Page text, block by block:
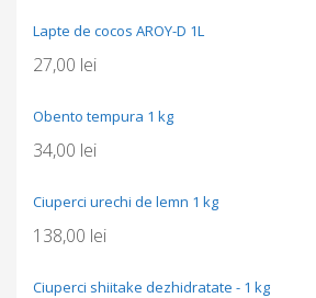
Lapte de cocos AROY-D 1L
27,00 lei
Obento tempura 1 kg
34,00 lei
Ciuperci urechi de lemn 1 kg
138,00 lei
Ciuperci shiitake dezhidratate - 1 kg